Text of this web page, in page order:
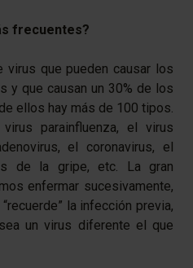
frecuentes?
virus que pueden causar los
y que causan un 30% de los
ellos hay más de 100 tipos.
parainfluenza, el virus
el coronavirus, el
de la gripe, etc. La gran
enfermar sucesivamente,
la infección previa,
un virus diferente el que